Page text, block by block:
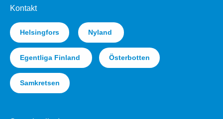
Kontakt
Helsingfors Nyland
Egentliga Finland Österbotten
Samkretsen